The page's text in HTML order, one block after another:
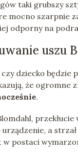
taki grubszy
mocno szarpnie
odporny na
uszu
dziecko będzie
że ogromne
.
a
postaci